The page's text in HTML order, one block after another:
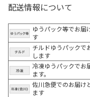
配送情報について
ゆうパック等でお届
す
チルドゆうパックで
します
冷凍ゆうパックでお
ます。
佐川急便でのお届け
ます